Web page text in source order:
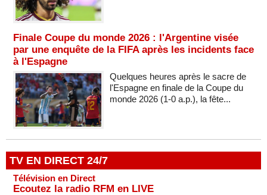
Finale Coupe du monde 2026 : l'Argentine visée
par une enquête de la FIFA après les incidents face
à l'Espagne
Quelques heures après le sacre de
l'Espagne en finale de la Coupe du
monde 2026 (1-0 a.p.), la fête...
TV EN DIRECT 24/7
Télévision en Direct
Ecoutez la radio RFM en LIVE